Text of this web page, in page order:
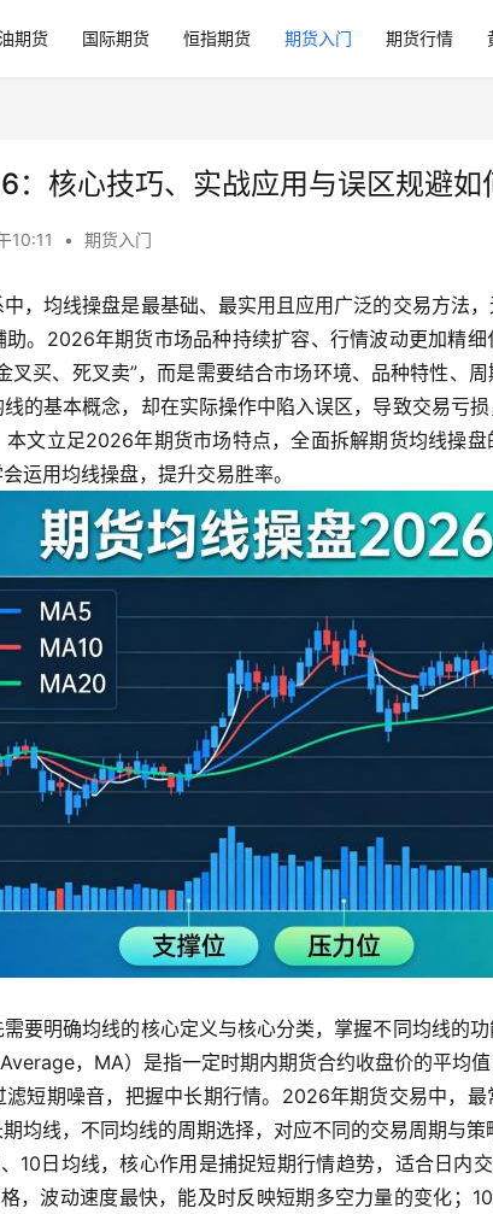
期货 国际期货 恒指期货 期货入门 期货行情
核心技巧、实战应用与误区规避如
10:11 • 期货入门
，均线操盘是最基础、最实用且应用广泛的交易方法
。2026年期货市场品种持续扩容、行情波动更加精
叉买、死叉卖”，而是需要结合市场环境、品种特性、
的基本概念，却在实际操作中陷入误区，导致交易亏
文立足2026年期货市场特点，全面拆解期货均线操
运用均线操盘，提升交易胜率。
要明确均线的核心定义与核心分类，掌握不同均线的
，MA）是指一定时期内期货合约收盘价的平均
短期噪音，把握中长期行情。2026年期货交易中，最
均线，不同均线的周期选择，对应不同的交易周期与策
10日均线，核心作用是捕捉短期行情趋势，适合日内
，波动速度最快，能及时反映短期多空力量的变化；